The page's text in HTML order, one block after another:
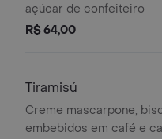
açúcar de confeiteiro
R$ 64,00
Tiramisú
Creme mascarpone,
embebidos em café e